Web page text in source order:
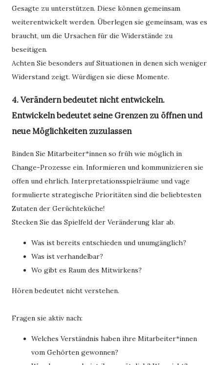
Gesagte zu unterstützen. Diese können gemeinsam
weiterentwickelt werden. Überlegen sie gemeinsam, was es
braucht, um die Ursachen für die Widerstände zu
beseitigen.
Achten Sie besonders auf Situationen in denen sich weniger
Widerstand zeigt. Würdigen sie diese Momente.
4. Verändern bedeutet nicht entwickeln.
Entwickeln bedeutet seine Grenzen zu öffnen und
neue Möglichkeiten zuzulassen
Binden Sie Mitarbeiter*innen so früh wie möglich in
Change-Prozesse ein. Informieren und kommunizieren sie
offen und ehrlich. Interpretationsspielräume und vage
formulierte strategische Prioritäten sind die beliebtesten
Zutaten der Gerüchteküche!
Stecken Sie das Spielfeld der Veränderung klar ab.
Was ist bereits entschieden und unumgänglich?
Was ist verhandelbar?
Wo gibt es Raum des Mitwirkens?
Hören bedeutet nicht verstehen.
Fragen sie aktiv nach:
Welches Verständnis haben ihre Mitarbeiter*innen
vom Gehörten gewonnen?